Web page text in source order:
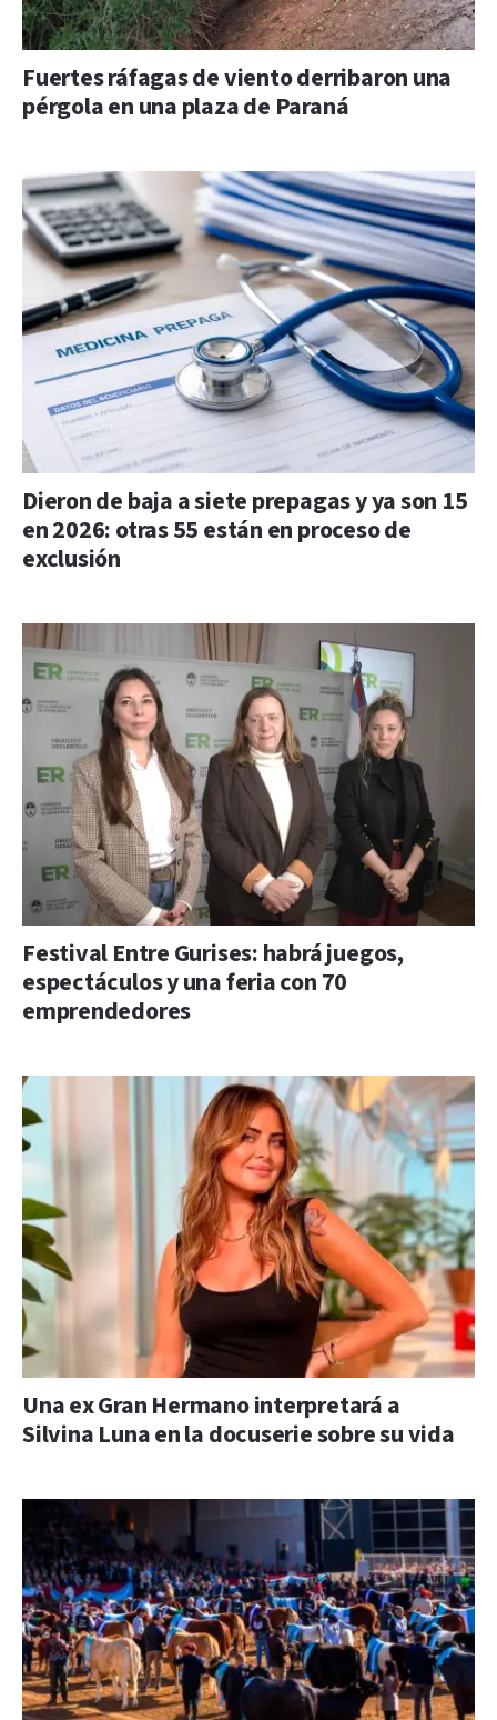
Fuertes ráfagas de viento derribaron una
pérgola en una plaza de Paraná
Dieron de baja a siete prepagas y ya son 15
en 2026: otras 55 están en proceso de
exclusión
Festival Entre Gurises: habrá juegos,
espectáculos y una feria con 70
emprendedores
Una ex Gran Hermano interpretará a
Silvina Luna en la docuserie sobre su vida